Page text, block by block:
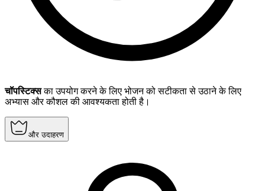
चॉपस्टिक्सका उपयोग करने के लिए भोजन को सटीकता से उठाने के लिए
अभ्यास और कौशल की आवश्यकता होती है।
और उदाहरण